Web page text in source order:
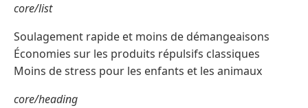
core/list
Soulagement rapide et moins de démangeaisons
Économies sur les produits répulsifs classiques
Moins de stress pour les enfants et les animaux
core/heading